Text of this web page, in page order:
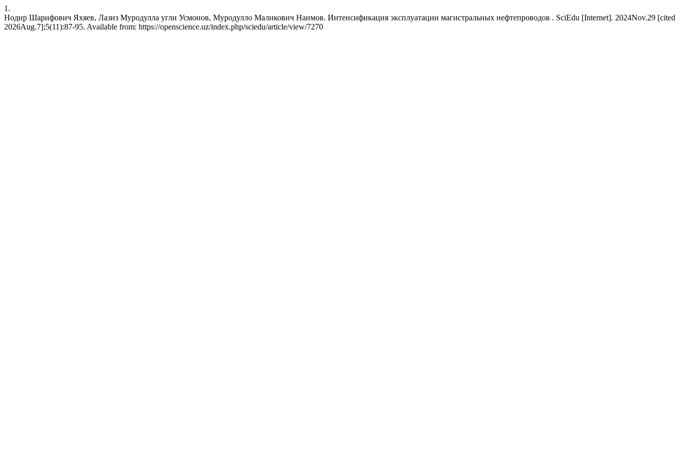
1.
Нодир Шарифович Яхяев, Лазиз Муродулла угли Усмонов, Муродулло Маликович Наимов. Интенсификация эксплуатации магистральных нефтепроводов . SciEdu [Internet]. 2024Nov.29 [cited
2026Aug.7];5(11):87-95. Available from: https://openscience.uz/index.php/sciedu/article/view/7270